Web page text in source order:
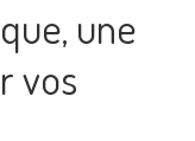
une
vos